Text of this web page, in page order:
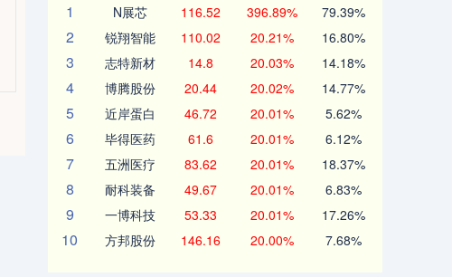
1
N展芯 116.52 396.89% 79.39%
2 锐翔智能 110.02 20.21% 16.80%
3 志特新材 14.8 20.03% 14.18%
4 博腾股份 20.44 20.02% 14.77%
5 近岸蛋白 46.72 20.01% 5.62%
6 毕得医药 61.6 20.01% 6.12%
7 五洲医疗 83.62 20.01% 18.37%
8 耐科装备 49.67 20.01% 6.83%
9 一博科技 53.33 20.01% 17.26%
10 方邦股份 146.16 20.00% 7.68%